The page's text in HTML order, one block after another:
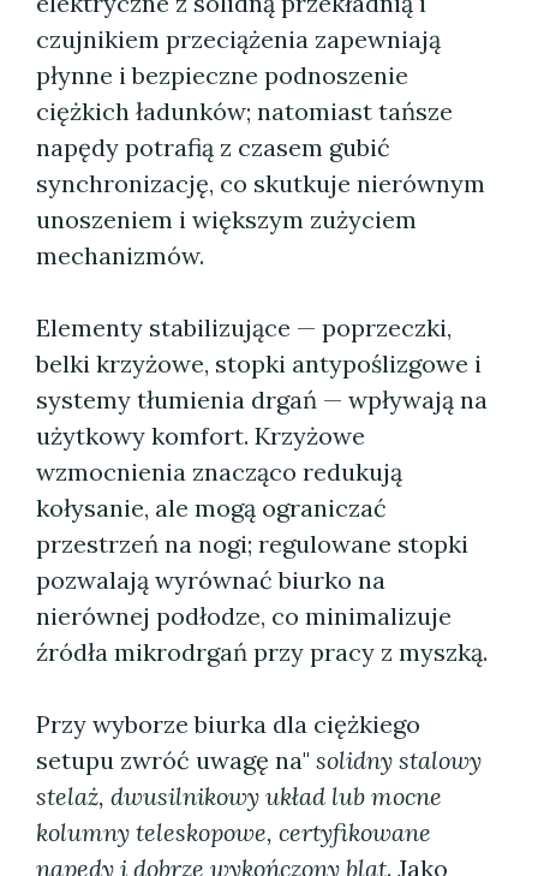
czujnikiem przeciążenia zapewniają
płynne i bezpieczne podnoszenie
ciężkich ładunków; natomiast tańsze
napędy potrafią z czasem gubić
synchronizację, co skutkuje nierównym
unoszeniem i większym zużyciem
mechanizmów.
Elementy stabilizujące — poprzeczki,
belki krzyżowe, stopki antypoślizgowe i
systemy tłumienia drgań — wpływają na
użytkowy komfort. Krzyżowe
wzmocnienia znacząco redukują
kołysanie, ale mogą ograniczać
przestrzeń na nogi; regulowane stopki
pozwalają wyrównać biurko na
nierównej podłodze, co minimalizuje
źródła mikrodrgań przy pracy z myszką.
Przy wyborze biurka dla ciężkiego
setupu zwróć uwagę na" solidny stalowy
stelaż, dwusilnikowy układ lub mocne
kolumny teleskopowe, certyfikowane
napędy i dobrze wykończony blat. Jako